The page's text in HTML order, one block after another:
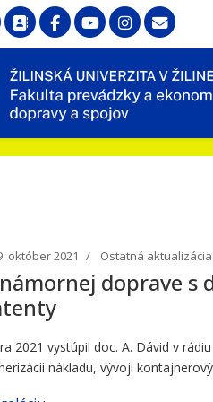
október 2021 Ostatná
doprave s
2021 vystúpil doc. A. Dávid v
nákladu, vývoji